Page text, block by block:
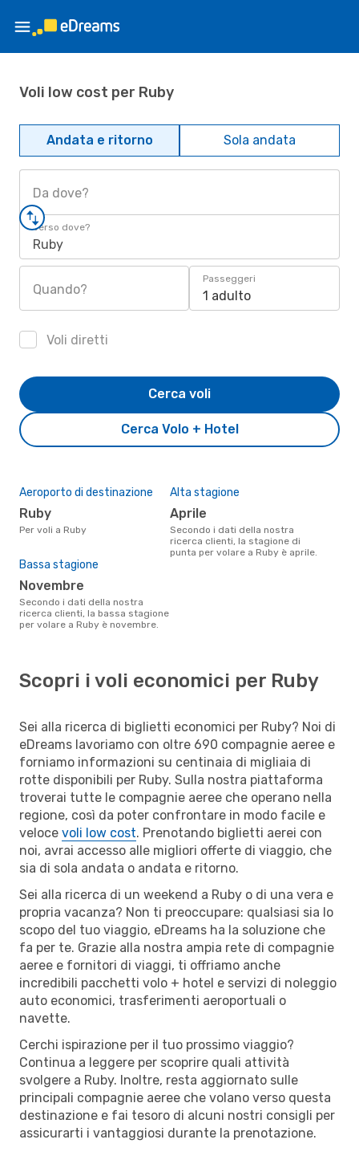
Voli low cost per Ruby
Andata e ritorno Sola andata
Da dove?
Verso dove?
Ruby
Quando?
Passeggeri
1 adulto
Voli diretti
Cerca Volo + Hotel
Cerca voli
Aeroporto di destinazione
Ruby
Per voli a Ruby
Alta stagione
aprile
Secondo i dati della nostra
ricerca clienti, la stagione di
punta per volare a Ruby è aprile.
Bassa stagione
novembre
Secondo i dati della nostra
ricerca clienti, la bassa stagione
per volare a Ruby è novembre.
Scopri i voli economici per Ruby
Sei alla ricerca di biglietti economici per Ruby? Noi di
eDreams lavoriamo con oltre 690 compagnie aeree e
forniamo informazioni su centinaia di migliaia di
rotte disponibili per Ruby. Sulla nostra piattaforma
troverai tutte le compagnie aeree che operano nella
regione, così da poter confrontare in modo facile e
veloce voli low cost. Prenotando biglietti aerei con
noi, avrai accesso alle migliori offerte di viaggio, che
sia di sola andata o andata e ritorno.
Sei alla ricerca di un weekend a Ruby o di una vera e
propria vacanza? Non ti preoccupare: qualsiasi sia lo
scopo del tuo viaggio, eDreams ha la soluzione che
fa per te. Grazie alla nostra ampia rete di compagnie
aeree e fornitori di viaggi, ti offriamo anche
incredibili pacchetti volo + hotel e servizi di noleggio
auto economici, trasferimenti aeroportuali o
navette.
Cerchi ispirazione per il tuo prossimo viaggio?
Continua a leggere per scoprire quali attività
svolgere a Ruby. Inoltre, resta aggiornato sulle
principali compagnie aeree che volano verso questa
destinazione e fai tesoro di alcuni nostri consigli per
assicurarti i vantaggiosi durante la prenotazione.